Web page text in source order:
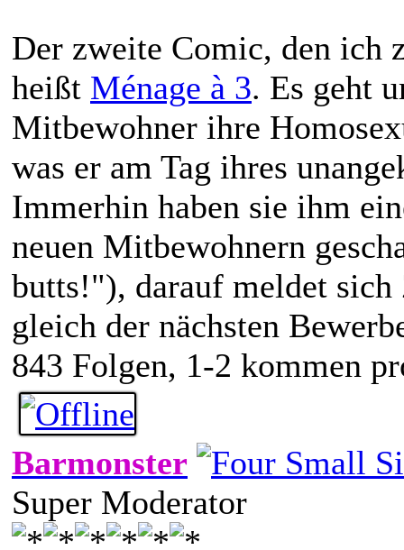
Der zweite Comic, den ich
heißt Ménage à 3. Es geht
Mitbewohner ihre
was er am Tag ihres
Immerhin haben sie ihm
neuen Mitbewohnern
butts!"), darauf meldet
gleich der nächsten
843 Folgen, 1-2 kommen
Barmonster
Super Moderator